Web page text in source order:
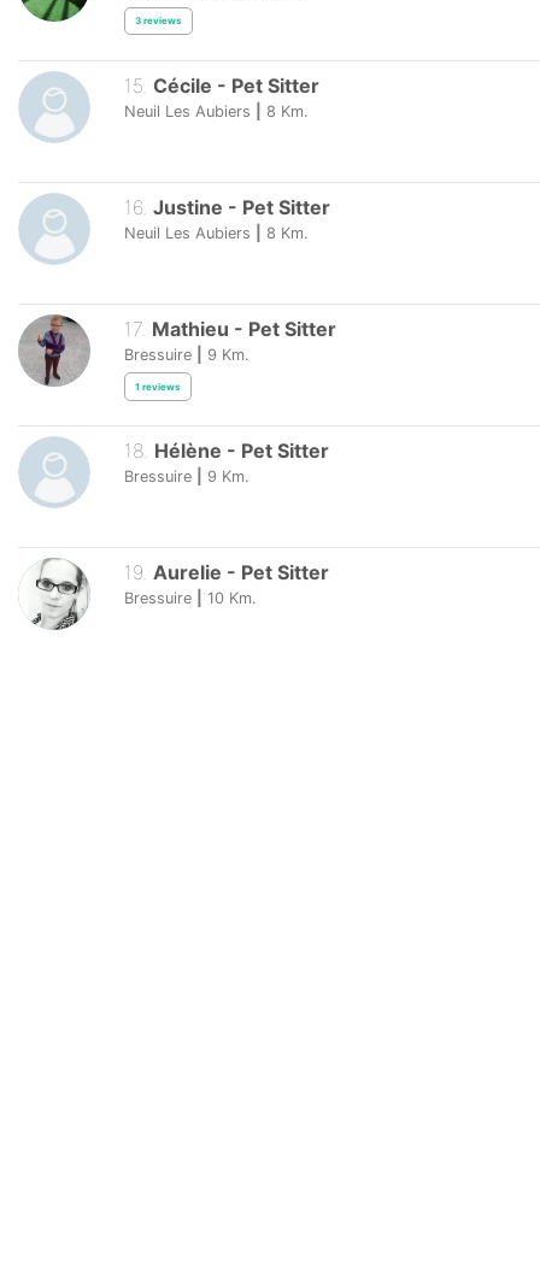
3 reviews
15 Cécile - Pet Sitter
Neuil Les Aubiers 8 Km.
16 Justine - Pet Sitter
Neuil Les Aubiers 8 Km.
17. Mathieu - Pet Sitter
Bressuire 9 Km.
1 reviews
18. Hélène - Pet Sitter
Bressuire 9 Km.
19. Aurelie - Pet Sitter
Bressuire 10 Km.